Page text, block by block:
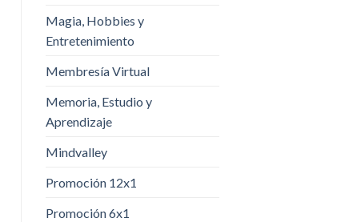
Magia, Hobbies y
Entretenimiento
Membresía Virtual
Memoria, Estudio y
Aprendizaje
Mindvalley
Promoción 12x1
Promoción 6x1